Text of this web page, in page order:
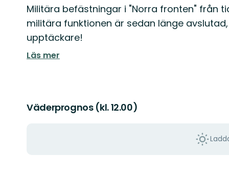
Beskrivning
Militära befästningar i "Norra fronten" från
militära funktionen är sedan länge
upptäckare!
Läs mer
Väderprognos (kl. 12.00)